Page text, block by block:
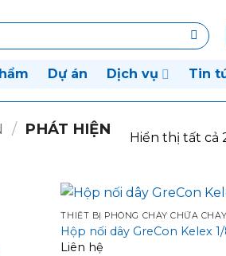
Dự án Dịch vụ Tin
/ PHÁT HIỆN
Hiển thị tất cả
THIẾT BỊ PHÒNG CHÁY CHỮA
Hộp nối dây GreCon Kelex
Liên hệ